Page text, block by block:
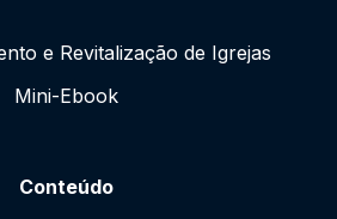
e Revitalização de Igrejas
Mini-Ebook
Conteúdo